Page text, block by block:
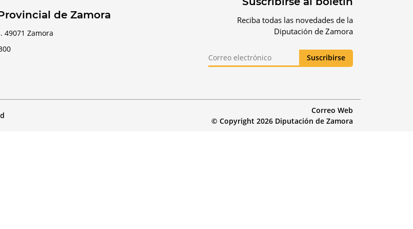
de Zamora
49071 Zamora
Reciba todas las novedades de la
Diputación de Zamora
Correo Web
© Copyright 2026 Diputación de Zamora